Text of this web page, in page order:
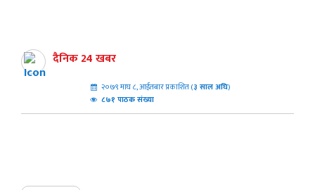
दैनिक 24 खबर
२०७९ माघ ८, आईतबार प्रकाशित (३ साल अघि)
८७१ पाठक संख्या